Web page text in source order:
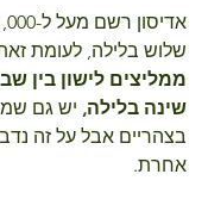
שלוש בלילה, לעומת
ממליצים לישון בין
שינה בלילה, יש גם
בצהריים אבל על זה
אחרת.